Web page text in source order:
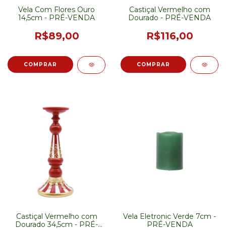
Vela Com Flores Ouro
14,5cm - PRÉ-VENDA
R$89,00
Castiçal Vermelho com
Dourado - PRÉ-VENDA
R$116,00
Castiçal Vermelho com
Dourado 34,5cm - PRÉ-
Vela Eletronic Verde 7cm -
PRÉ-VENDA